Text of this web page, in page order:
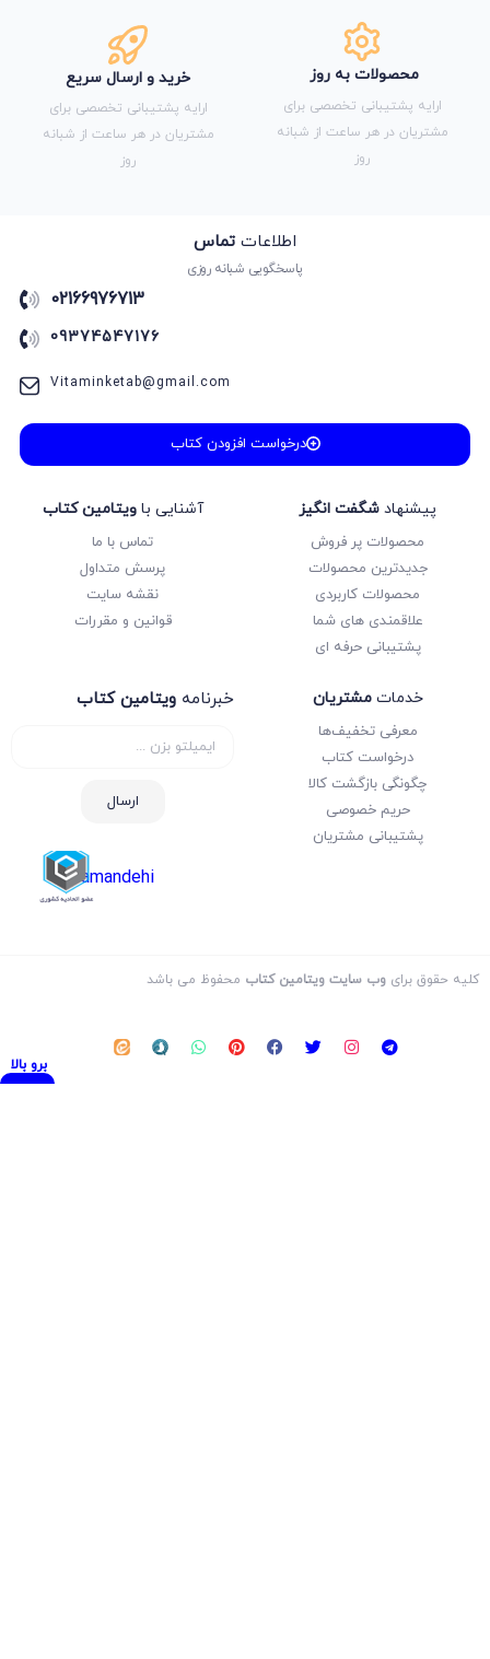
محصولات به روز
ارایه پشتیبانی تخصصی برای
مشتریان در هر ساعت از شبانه
روز
خرید و ارسال سریع
ارایه پشتیبانی تخصصی برای
مشتریان در هر ساعت از شبانه
روز
پیشنهاد شگفت انگیز
محصولات پر فروش
جدیدترین محصولات
محصولات کاربردی
علاقمندی های شما
پشتیبانی حرفه ای
آشنایی باویتامین کتاب
تماس با ما
پرسش متداول
نقشه سایت
قوانین و مقررات
خدماتمشتریان
معرفی تخفیف‌ها
درخواست کتاب
چگونگی بازگشت کالا
حریم خصوصی
پشتیبانی مشتریان
اطلاعات تماس
پاسخگویی شبانه روزی
02166976713
09374547176
Vitaminketab@gmail.com
درخواست افزودن کتاب
خبرنامه ویتامین کتاب
ارسال
samandehi
کلیه حقوق برای وب سایت ویتامین کتاب محفوظ می باشد
برو بالا